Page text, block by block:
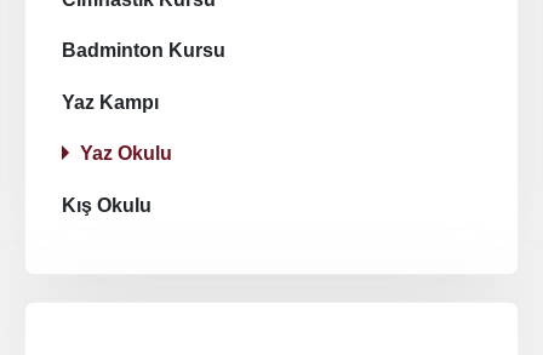
Badminton Kursu
Yaz Kampı
Yaz Okulu
Kış Okulu